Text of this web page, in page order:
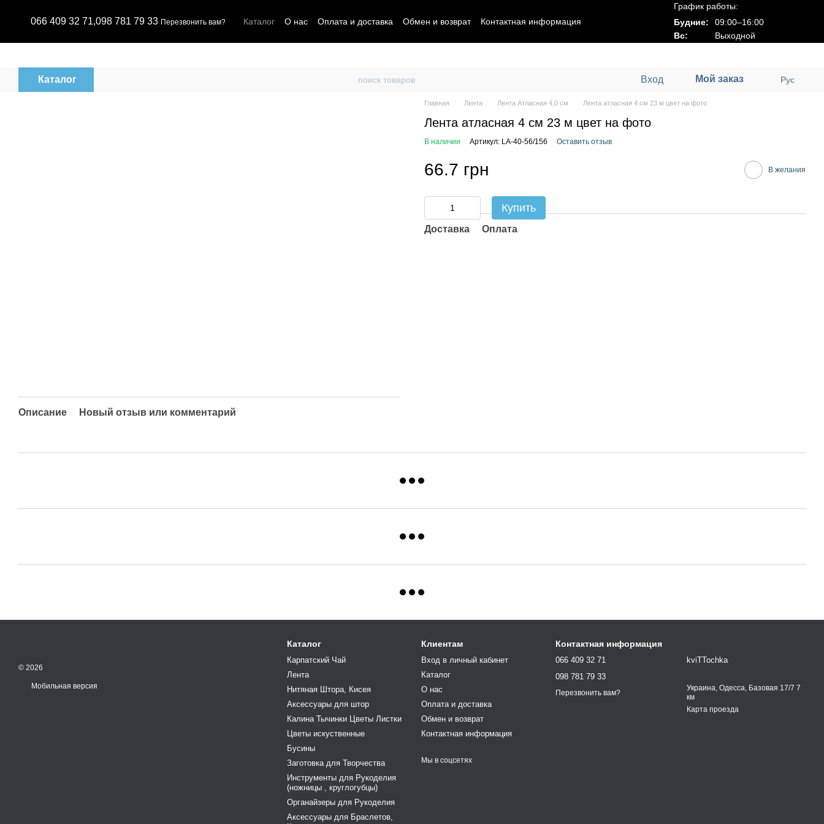
066 409 32 71,098 781 79 33 Перезвонить вам? Каталог О нас Оплата и доставка Обмен и возврат Контактная информация
График работы:
Будние:
09:00–16:00
Вс:
Выходной
Каталог Вход Мой заказ Рус
Описание Новый отзыв или комментарий
Главная Лента Лента Атласная 4,0 см Лента атласная 4 см 23 м цвет на фото
Лента атласная 4 см 23 м цвет на фото
В наличии Артикул: LA-40-56/156 Оставить отзыв
66.7 грн В желания
Купить
Доставка Оплата
© 2026
Мобильная версия
Каталог
Карпатский Чай
Лента
Нитяная Штора, Кисея
Аксессуары для штор
Калина Тычинки Цветы Листки
Цветы искуственные
Бусины
Заготовка для Творчества
Инструменты для Рукоделия
(ножницы , круглогубцы)
Органайзеры для Рукоделия
Аксессуары для Браслетов,
Клиентам
Вход в личный кабинет
Каталог
О нас
Оплата и доставка
Обмен и возврат
Контактная информация
Мы в соцсетях
Контактная информация
066 409 32 71
098 781 79 33
Перезвонить вам?
kviTTochka
Украина, Одесса, Базовая 17/7 7
км
Карта проезда